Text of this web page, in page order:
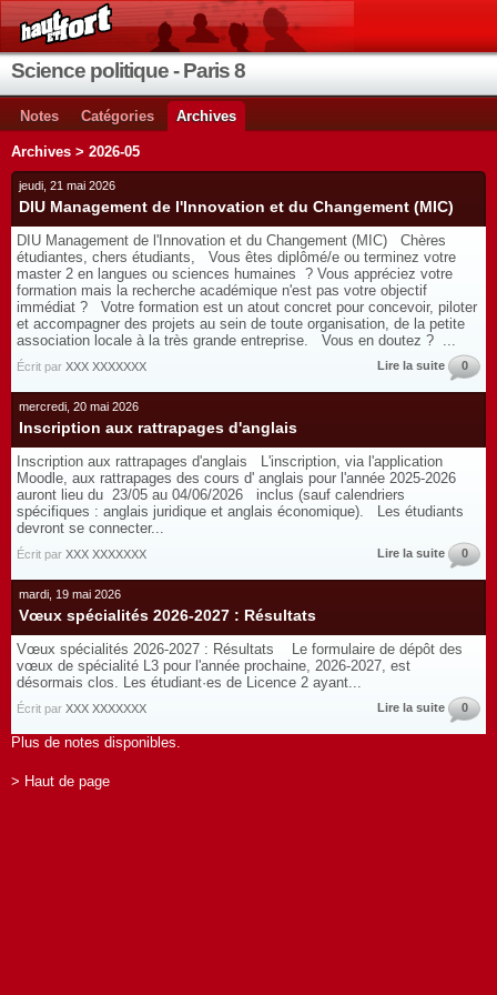
Science politique - Paris 8
Notes Catégories Archives
Archives > 2026-05
jeudi, 21 mai 2026
DIU Management de l'Innovation et du Changement (MIC)
DIU Management de l'Innovation et du Changement (MIC) Chères
étudiantes, chers étudiants, Vous êtes diplômé/e ou terminez votre
master 2 en langues ou sciences humaines ? Vous appréciez votre
formation mais la recherche académique n'est pas votre objectif
immédiat ? Votre formation est un atout concret pour concevoir, piloter
et accompagner des projets au sein de toute organisation, de la petite
association locale à la très grande entreprise. Vous en doutez ? ...
Écrit par XXX XXXXXXX Lire la suite 0
mercredi, 20 mai 2026
Inscription aux rattrapages d'anglais
Inscription aux rattrapages d'anglais L'inscription, via l'application
Moodle, aux rattrapages des cours d' anglais pour l'année 2025-2026
auront lieu du 23/05 au 04/06/2026 inclus (sauf calendriers
spécifiques : anglais juridique et anglais économique). Les étudiants
devront se connecter...
Écrit par XXX XXXXXXX Lire la suite 0
mardi, 19 mai 2026
Vœux spécialités 2026-2027 : Résultats
Vœux spécialités 2026-2027 : Résultats Le formulaire de dépôt des
vœux de spécialité L3 pour l'année prochaine, 2026-2027, est
désormais clos. Les étudiant·es de Licence 2 ayant...
Écrit par XXX XXXXXXX Lire la suite 0
Plus de notes disponibles.
> Haut de page